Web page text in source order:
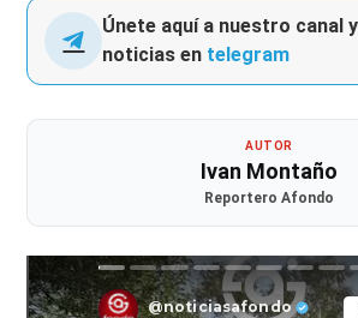
Únete aquí a nuestro canal
noticias en telegram
AUTOR
Ivan Montaño
Reportero Afondo
@noticiasafondo